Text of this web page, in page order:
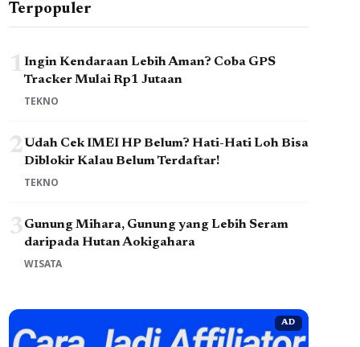
Terpopuler
1Ingin Kendaraan Lebih Aman? Coba GPS
Tracker Mulai Rp1 Jutaan
TEKNO
2Udah Cek IMEI HP Belum? Hati-Hati Loh Bisa
Diblokir Kalau Belum Terdaftar!
TEKNO
3Gunung Mihara, Gunung yang Lebih Seram
daripada Hutan Aokigahara
WISATA
AD